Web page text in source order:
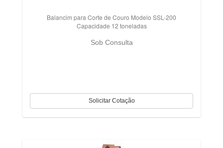
Balancim para Corte de Couro Modelo SSL-200
Capacidade 12 toneladas
Sob Consulta